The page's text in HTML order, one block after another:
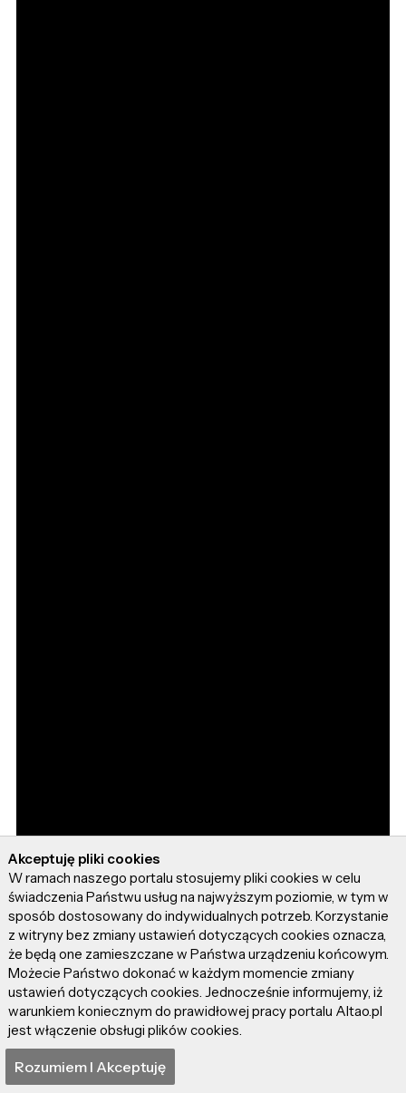
Akceptuję pliki cookies
W ramach naszego portalu stosujemy pliki cookies w celu
świadczenia Państwu usług na najwyższym poziomie, w tym w
sposób dostosowany do indywidualnych potrzeb. Korzystanie
z witryny bez zmiany ustawień dotyczących cookies oznacza,
że będą one zamieszczane w Państwa urządzeniu końcowym.
Możecie Państwo dokonać w każdym momencie zmiany
ustawień dotyczących cookies. Jednocześnie informujemy, iż
warunkiem koniecznym do prawidłowej pracy portalu Altao.pl
jest włączenie obsługi plików cookies.
Rozumiem I Akceptuję